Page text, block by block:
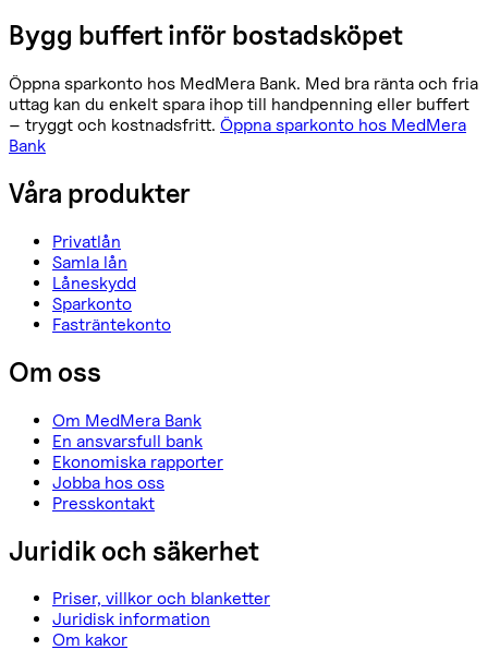
Bygg buffert inför bostadsköpet
Öppna sparkonto hos MedMera Bank. Med bra ränta och fria
uttag kan du enkelt spara ihop till handpenning eller buffert
– tryggt och kostnadsfritt. Öppna sparkonto hos MedMera
Bank
Våra produkter
Privatlån
Samla lån
Låneskydd
Sparkonto
Fasträntekonto
Om oss
Om MedMera Bank
En ansvarsfull bank
Ekonomiska rapporter
Jobba hos oss
Presskontakt
Juridik och säkerhet
Priser, villkor och blanketter
Juridisk information
Om kakor